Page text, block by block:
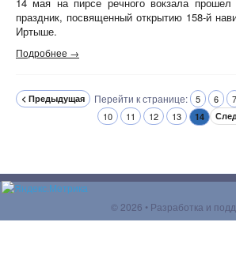
праздник, посвященный открытию 158-й
Иртыше.
Подробнее →
Перейти к странице:
< Предыдущая 5 6 7
10
11 12 13 14
© 2026 • Разработка и